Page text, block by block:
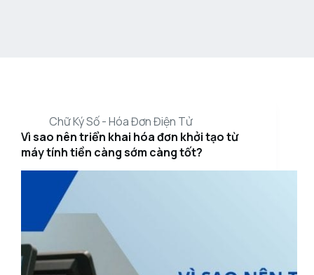
Chữ Ký Số - Hóa Đơn Điện Tử
Vì sao nên triển khai hóa đơn khởi tạo từ
máy tính tiền càng sớm càng tốt?